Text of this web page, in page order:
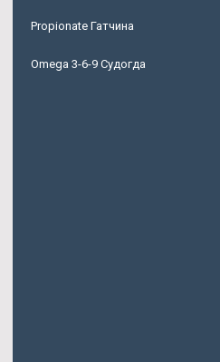
Propionate Гатчина
Omega 3-6-9 Судогда